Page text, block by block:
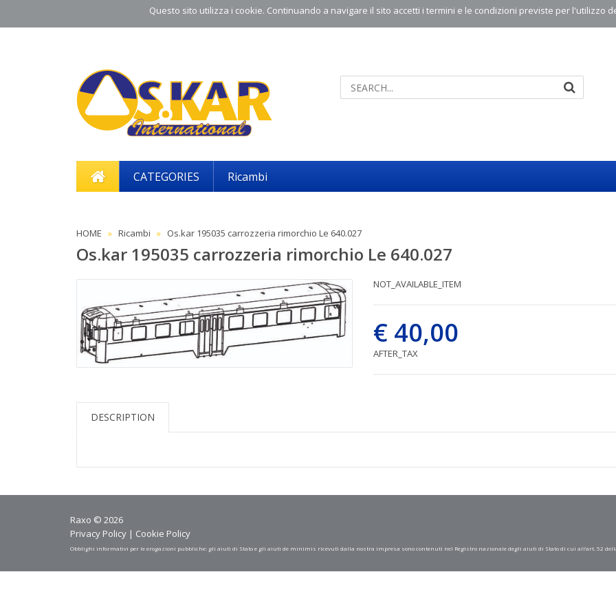
Questo sito utilizza i cookie. Continuando a navigare il sito accetti i termini e le condizioni previste per l'utilizzo
CATEGORIES Ricambi
HOME Ricambi Os.kar 195035 carrozzeria rimorchio Le 640.027
Os.kar 195035 carrozzeria rimorchio Le 640.027
NOT_AVAILABLE_ITEM
€ 40,00
AFTER_TAX
DESCRIPTION
Raxo © 2026
Privacy Policy | Cookie Policy
Obblighi informativi per le erogazioni pubbliche: gli aiuti di Stato e gli aiuti de minimis ricevuti dalla nostra impresa sono contenuti nel Registro nazionale degli aiuti di Stato di cui all’art. 52 della